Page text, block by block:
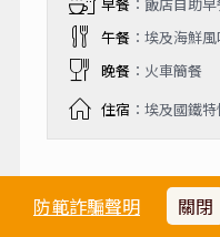
防範詐騙聲明 關閉
午餐：埃及海鮮
晚餐：火車簡餐
住宿 ：埃及國鐵
埃及文化豐富多彩